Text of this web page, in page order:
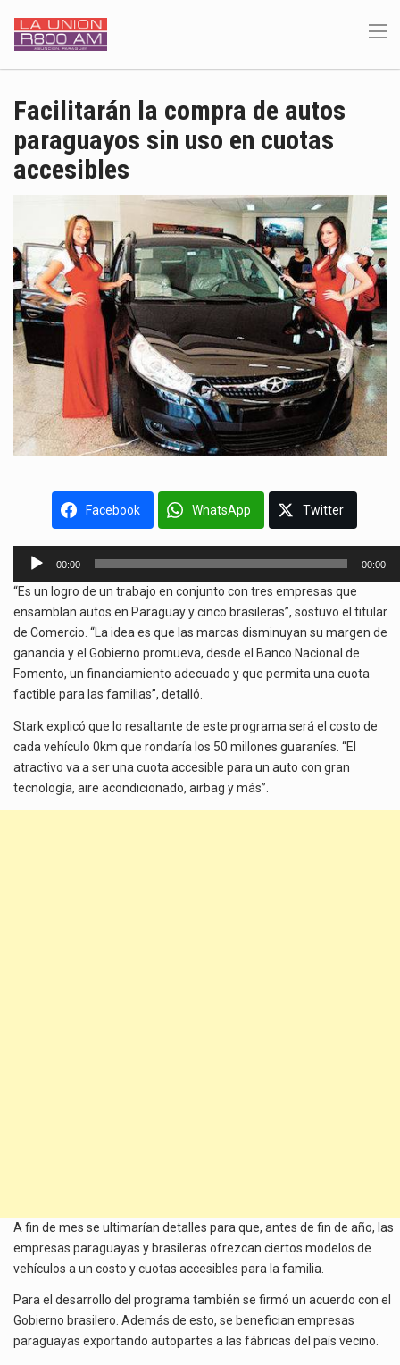
Facilitarán la compra de autos
paraguayos sin uso en cuotas
accesibles
Facebook WhatsApp Twitter
Reproductor
audio
00:00 00:00
“Es un logro de un trabajo en conjunto con tres empresas que
ensamblan autos en Paraguay y cinco brasileras”, sostuvo el titular
de Comercio. “La idea es que las marcas disminuyan su margen de
ganancia y el Gobierno promueva, desde el Banco Nacional de
Fomento, un financiamiento adecuado y que permita una cuota
factible para las familias”, detalló.
Stark explicó que lo resaltante de este programa será el costo de
cada vehículo 0km que rondaría los 50 millones guaraníes. “El
atractivo va a ser una cuota accesible para un auto con gran
tecnología, aire acondicionado, airbag y más”.
A fin de mes se ultimarían detalles para que, antes de fin de año, las
empresas paraguayas y brasileras ofrezcan ciertos modelos de
vehículos a un costo y cuotas accesibles para la familia.
Para el desarrollo del programa también se firmó un acuerdo con el
Gobierno brasilero. Además de esto, se benefician empresas
paraguayas exportando autopartes a las fábricas del país vecino.